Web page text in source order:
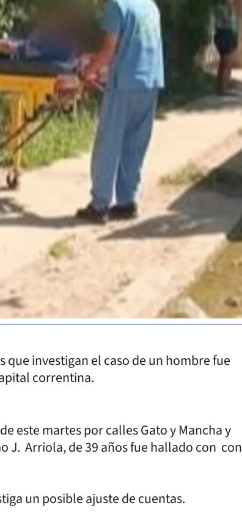
investigan el caso de un hombre fue
correntina.
este martes por calles Gato y Mancha y
J. Arriola, de 39 años fue hallado con con
un posible ajuste de cuentas.